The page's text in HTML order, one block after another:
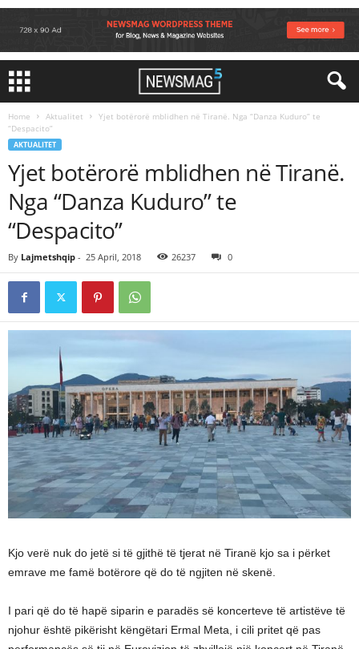
Home Aktualitet
Yjet botërorë mblidhen në Tiranë. Nga “Danza Kuduro” te
“Despacito”
AKTUALITET
Yjet botërorë mblidhen në Tiranë.
Nga “Danza Kuduro” te
“Despacito”
By Lajmetshqip - 25 April, 2018 26237 0
Kjo verë nuk do jetë si të gjithë të tjerat në Tiranë kjo sa i përket
emrave me famë botërore që do të ngjiten në skenë.
I pari që do të hapë siparin e paradës së koncerteve të artistëve të
njohur është pikërisht këngëtari Ermal Meta, i cili pritet që pas